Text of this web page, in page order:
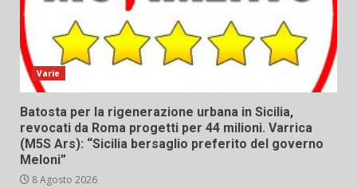
Varie
Batosta per la rigenerazione urbana in Sicilia,
revocati da Roma progetti per 44 milioni. Varrica
(M5S Ars): “Sicilia bersaglio preferito del governo
Meloni”
8 Agosto 2026